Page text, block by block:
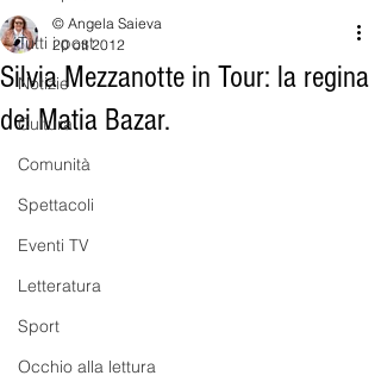
Tutti i post
Notizie
Cultura
Comunità
Spettacoli
Eventi TV
Letteratura
Sport
Occhio alla lettura
Silvia Mezzanotte in Tour: la regina
dei Matia Bazar.
© Angela Saieva
20 ott 2012